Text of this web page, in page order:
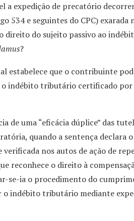
a expedição de precatório
e seguintes do CPC) exarada
direito do sujeito passivo ao
?
estabelece que o contribuinte
o indébito tributário certificado
de uma “eficácia dúplice” das
quando a sentença declara
nos autos de ação de
reconhece o direito à
se-ia o procedimento do
indébito tributário mediante